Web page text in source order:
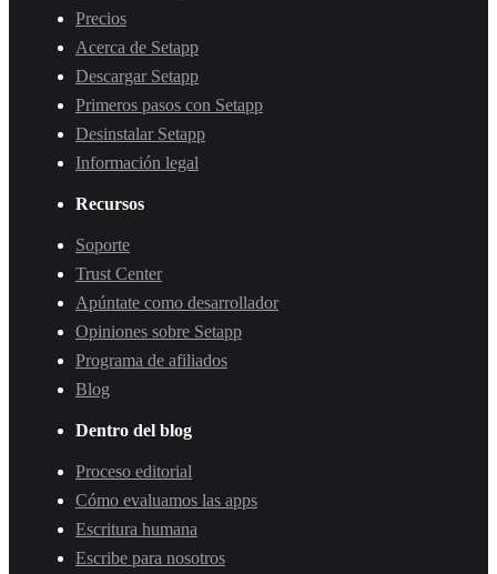
Precios
Acerca de Setapp
Descargar Setapp
Primeros pasos con Setapp
Desinstalar Setapp
Información legal
Recursos
Soporte
Trust Center
Apúntate como desarrollador
Opiniones sobre Setapp
Programa de afiliados
Blog
Dentro del blog
Proceso editorial
Cómo evaluamos las apps
Escritura humana
Escribe para nosotros